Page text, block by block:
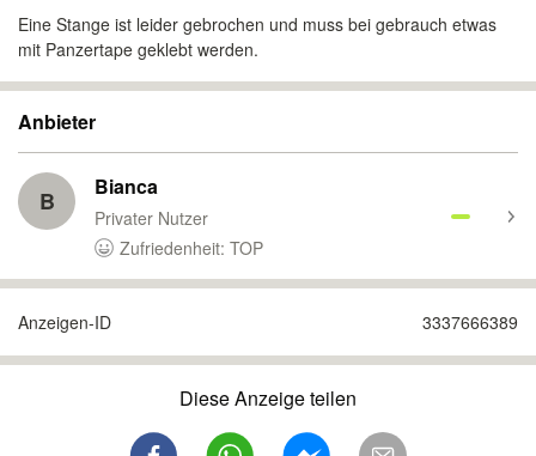
Eine Stange ist leider gebrochen und muss bei gebrauch etwas
mit Panzertape geklebt werden.
Anbieter
B Bianca
Privater Nutzer
Zufriedenheit: TOP
Anzeigen-ID 3337666389
Diese Anzeige teilen